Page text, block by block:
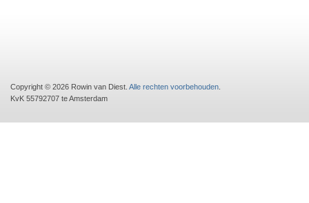
Copyright © 2026 Rowin van Diest. Alle rechten voorbehouden
KvK 55792707 te Amsterdam